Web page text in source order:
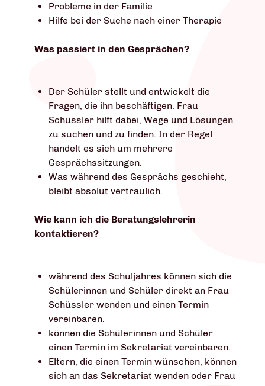
Probleme in der Familie
Hilfe bei der Suche nach einer Therapie
Was passiert in den Gesprächen?
Der Schüler stellt und entwickelt die
Fragen, die ihn beschäftigen. Frau
Schüssler hilft dabei, Wege und Lösungen
zu suchen und zu finden. In der Regel
handelt es sich um mehrere
Gesprächssitzungen.
Was während des Gesprächs geschieht,
bleibt absolut vertraulich.
Wie kann ich die Beratungslehrerin
kontaktieren?
während des Schuljahres können sich die
Schülerinnen und Schüler direkt an Frau
Schüssler wenden und einen Termin
vereinbaren.
können die Schülerinnen und Schüler
einen Termin im Sekretariat vereinbaren.
Eltern, die einen Termin wünschen, können
sich an das Sekretariat wenden oder Frau